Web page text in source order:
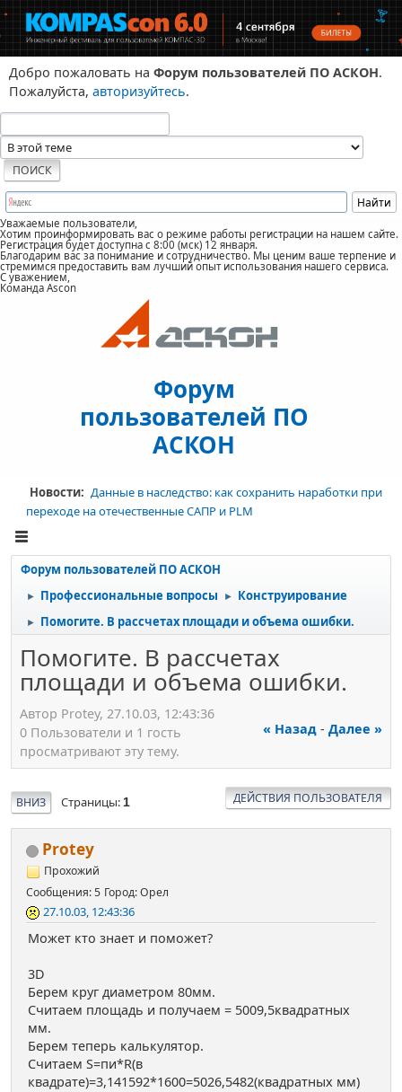
Добро пожаловать на Форум пользователей ПО АСКОН.
Пожалуйста, авторизуйтесь.
Уважаемые пользователи,
Хотим проинформировать вас о режиме работы регистрации на нашем сайте.
Регистрация будет доступна с 8:00 (мск) 12 января.
Благодарим вас за понимание и сотрудничество. Мы ценим ваше терпение и
стремимся предоставить вам лучший опыт использования нашего сервиса.
С уважением,
Команда Ascon
Форум
пользователей ПО
АСКОН
Новости: Данные в наследство: как сохранить наработки при
переходе на отечественные САПР и PLM
Форум пользователей ПО АСКОН
► Профессиональные вопросы ► Конструирование
► Помогите. В рассчетах площади и объема ошибки.
Помогите. В рассчетах
площади и объема ошибки.
Автор Protey, 27.10.03, 12:43:36
« Назад - Далее »
0 Пользователи и 1 гость
просматривают эту тему.
ВНИЗ Страницы 1 ДЕЙСТВИЯ ПОЛЬЗОВАТЕЛЯ
Protey
Прохожий
Сообщения: 5 Город: Орел
27.10.03, 12:43:36
Может кто знает и поможет?
3D
Берем круг диаметром 80мм.
Считаем площадь и получаем = 5009,5квадратных
мм.
Берем теперь калькулятор.
Считаем S=пи*R(в
квадрате)=3,141592*1600=5026,5482(квадратных мм)